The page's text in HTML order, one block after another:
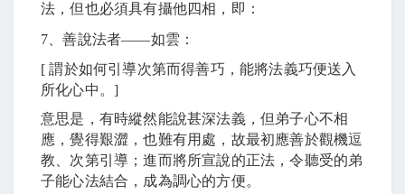
法，但也必須具有攝他四相，即：
7 、善說法者――如雲：
[謂於如何引導次第而得善巧，能將法義巧便送入
所化心中。 ]
意思是，有時縱然能說甚深法義，但弟子心不相
應，覺得艱澀，也難有用處，故最初應善於觀機逗
教、次第引導；進而將所宣說的正法，令聽受的弟
子能心法結合，成為調心的方便。